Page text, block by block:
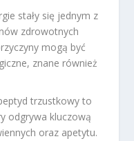
stały się jednym z
zdrowotnych
mogą być
znane również
trzustkowy to
odgrywa kluczową
oraz apetytu.